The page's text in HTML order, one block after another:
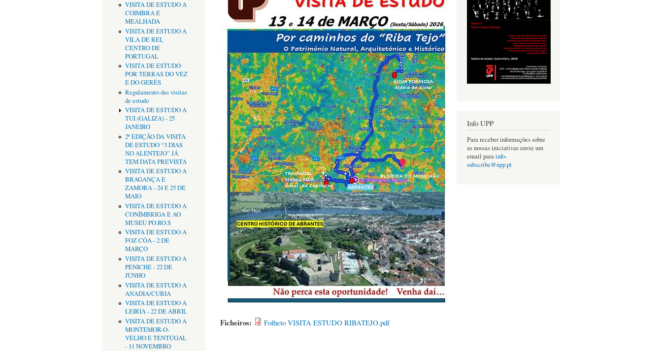
VISITA DE ESTUDO A
COIMBRA E
MEALHADA
VISITA DE ESTUDO A
VILA DE REI,
CENTRO DE
PORTUGAL
VISITA DE ESTUDO
POR TERRAS DO VEZ
E DO GERÊS
Regulamento das visitas
de estudo
VISITA DE ESTUDO A
TUI (GALIZA) - 25
JANEIRO
2ª EDIÇÃO DA VISITA
DE ESTUDO “3 DIAS
NO ALENTEJO” JÁ
TEM DATA PREVISTA
VISITA DE ESTUDO A
BRAGANÇA E
ZAMORA - 24 E 25 DE
MAIO
VISITA DE ESTUDO A
CONÍMBRIGA E AO
MUSEU PO.RO.S
VISITA DE ESTUDO A
FOZ CÔA - 2 DE
MARÇO
VISITA DE ESTUDO A
PENICHE - 22 DE
JUNHO
VISITA DE ESTUDO A
ANADIA/CURIA
VISITA DE ESTUDO A
LEIRIA - 22 DE ABRIL
VISITA DE ESTUDO A
MONTEMOR-O-
VELHO E TENTÚGAL
- 11 NOVEMBRO
Ficheiros: Folheto VISITA ESTUDO RIBATEJO.pdf
Info UPP
Para receber informações sobre
as nossas iniciativas envie um
email parainfo-
subscribe@upp.pt